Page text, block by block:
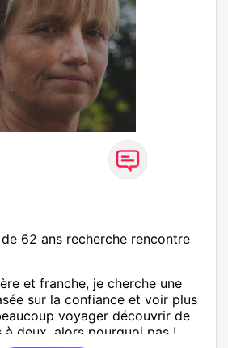
62 ans recherche rencontre
et franche, je cherche une
sur la confiance et voir plus
voyager découvrir de
à deux, alors pourquoi pas !